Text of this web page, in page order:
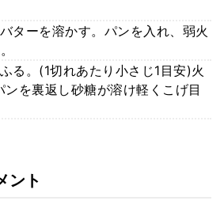
ターを溶かす。パンを入れ、弱火
る。(1切れあたり小さじ1目安)火
ンを裏返し砂糖が溶け軽くこげ目
ント